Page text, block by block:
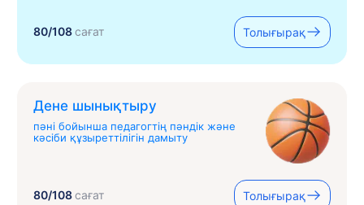
80/108сағат Толығырақ
Дене шынықтыру
пәні бойынша педагогтің пәндік және
кәсіби құзыреттілігін дамыту
80/108сағат Толығырақ